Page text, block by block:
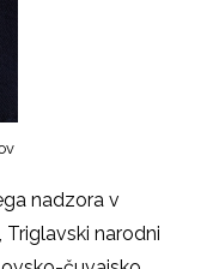
nadzora v
Triglavski narodni